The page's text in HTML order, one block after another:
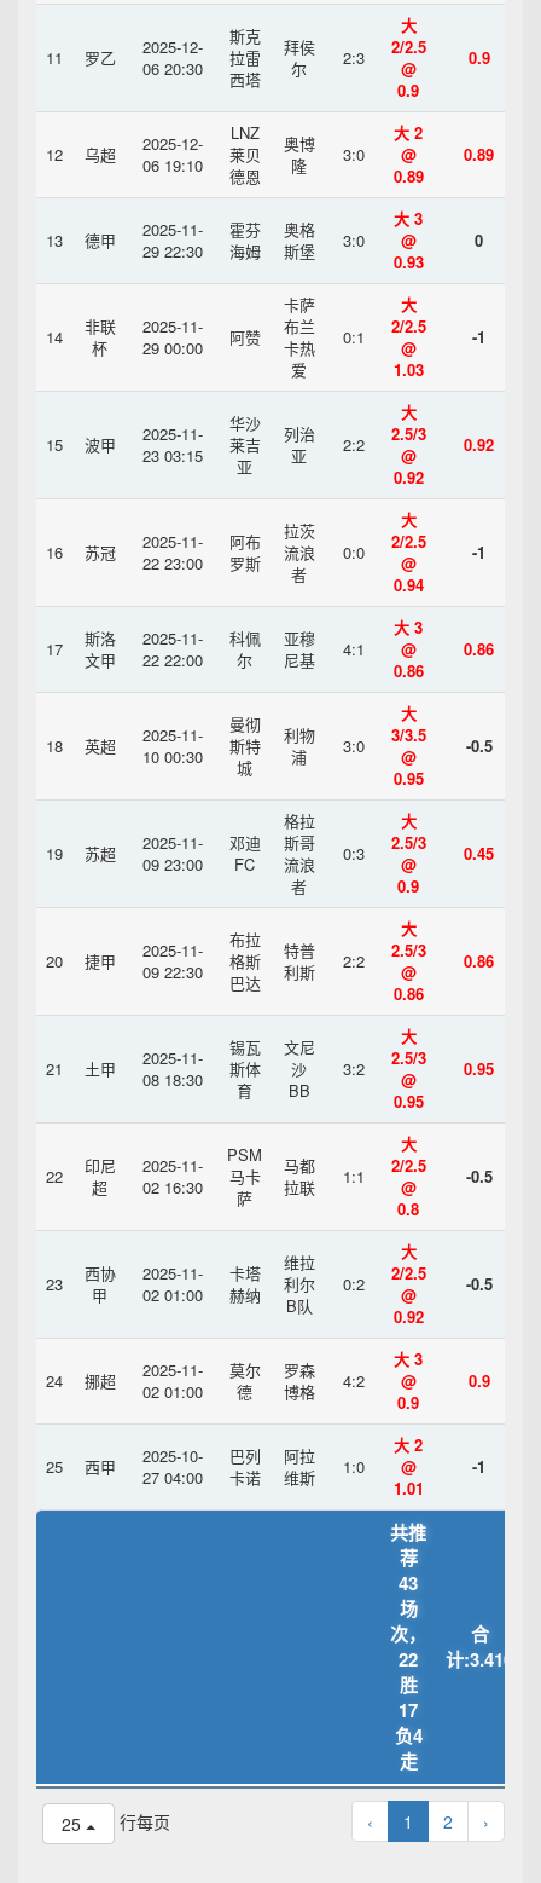
11 罗乙
2025-12-
06 20:30
斯克
拉雷
西塔
拜侯
尔
2:3
大
2/2.5
@
0.9
0.9
12 乌超
2025-12-
06 19:10
LNZ
莱贝
德恩
奥博
隆
3:0
大 2
@
0.89
0.89
13 德甲
2025-11-
29 22:30
霍芬
海姆
奥格
斯堡
3:0
大 3
@
0.93
0
14
非联
杯
2025-11-
29 00:00
阿赞
卡萨
布兰
卡热
爱
0:1
大
2/2.5
@
1.03
-1
15 波甲
2025-11-
23 03:15
华沙
莱吉
亚
列治
亚
2:2
大
2.5/3
@
0.92
0.92
16 苏冠
2025-11-
22 23:00
阿布
罗斯
拉茨
流浪
者
0:0
大
2/2.5
@
0.94
-1
17
斯洛
文甲
2025-11-
22 22:00
科佩
尔
亚穆
尼基
4:1
大 3
@
0.86
0.86
18 英超
2025-11-
10 00:30
曼彻
斯特
城
利物
浦
3:0
大
3/3.5
@
0.95
-0.5
19 苏超
2025-11-
09 23:00
邓迪
FC
格拉
斯哥
流浪
者
0:3
大
2.5/3
@
0.9
0.45
20 捷甲
2025-11-
09 22:30
布拉
格斯
巴达
特普
利斯
2:2
大
2.5/3
@
0.86
0.86
21 土甲
2025-11-
08 18:30
锡瓦
斯体
育
文尼
沙
BB
3:2
大
2.5/3
@
0.95
0.95
22
印尼
超
2025-11-
02 16:30
PSM
马卡
萨
马都
拉联
1:1
大
2/2.5
@
0.8
-0.5
23
西协
甲
2025-11-
02 01:00
卡塔
赫纳
维拉
利尔
B队
0:2
大
2/2.5
@
0.92
-0.5
24 挪超
2025-11-
02 01:00
莫尔
德
罗森
博格
4:2
大 3
@
0.9
0.9
25 西甲
2025-10-
27 04:00
巴列
卡诺
阿拉
维斯
1:0
大 2
@
1.01
-1
共推
荐
43
场
次，
22
胜
17
负4
走
合
计:3.410
25 行每页 ‹ 1 2 ›